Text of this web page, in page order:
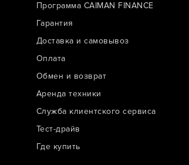
Программа CAIMAN FINANCE
Гарантия
Доставка и самовывоз
Оплата
Обмен и возврат
Аренда техники
Служба клиентского сервиса
Тест-драйв
Где купить